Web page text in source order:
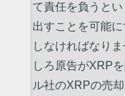
て責任を負うと
出すことを可能
しなければなり
しろ原告がXRP
ル社のXRPの売